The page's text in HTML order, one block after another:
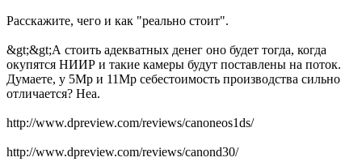
Расскажите, чего и как "реально стоит".
&gt;&gt;А стоить адекватных денег оно будет тогда, когда
окупятся НИИР и такие камеры будут поставлены на поток.
Думаете, у 5Mp и 11Mp себестоимость производства сильно
отличается? Неа.
http://www.dpreview.com/reviews/canoneos1ds/
http://www.dpreview.com/reviews/canond30/